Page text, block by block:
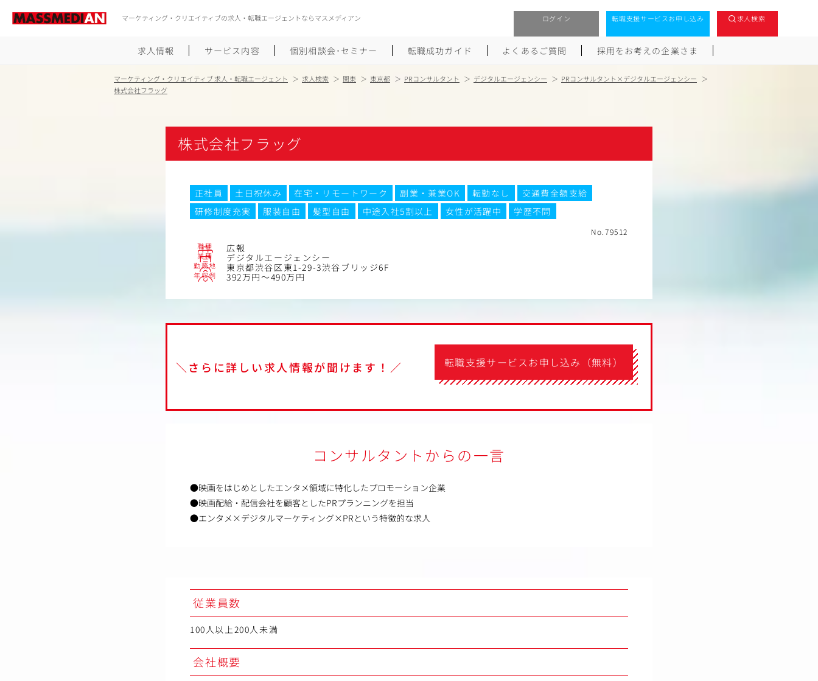
マーケティング・クリエイティブの求人・転職エージェントならマスメディアン ログイン 転職支援サービスお申し込み 求人検索
求人情報 サービス内容 個別相談会･セミナー 転職成功ガイド
履歴書のつくり方
職務経歴書のつくり方
ポートフォリオのつくり方
面接対策
エグゼクティブ転職
しゅふクリ･ママクリ転職
年収アップ転職
よくあるご質問 採用をお考えの企業さま
マーケティング・クリエイティブ 求人・転職エージェント 求人検索 関東 東京都 PRコンサルタント デジタルエージェンシー
PRコンサルタント×デジタルエージェンシー
株式会社フラッグ
株式会社フラッグ
正社員 土日祝休み 在宅・リモートワーク 副業・兼業OK 転勤なし
交通費全額支給
研修制度充実
服装自由 髪型自由 中途入社5割以上 女性が活躍中 学歴不問
No.79512
職種 広報
業種 デジタルエージェンシー
勤務地 東京都渋谷区東1-29-3渋谷ブリッジ6F
年収例 392万円～490万円
＼さらに詳しい求人情報が聞けます！／ 転職支援サービスお申し込み（無料）
コンサルタントからの一言
●映画をはじめとしたエンタメ領域に特化したプロモーション企業
●映画配給・配信会社を顧客としたPRプランニングを担当
●エンタメ×デジタルマーケティング×PRという特徴的な求人
従業員数
100人以上200人未満
会社概要